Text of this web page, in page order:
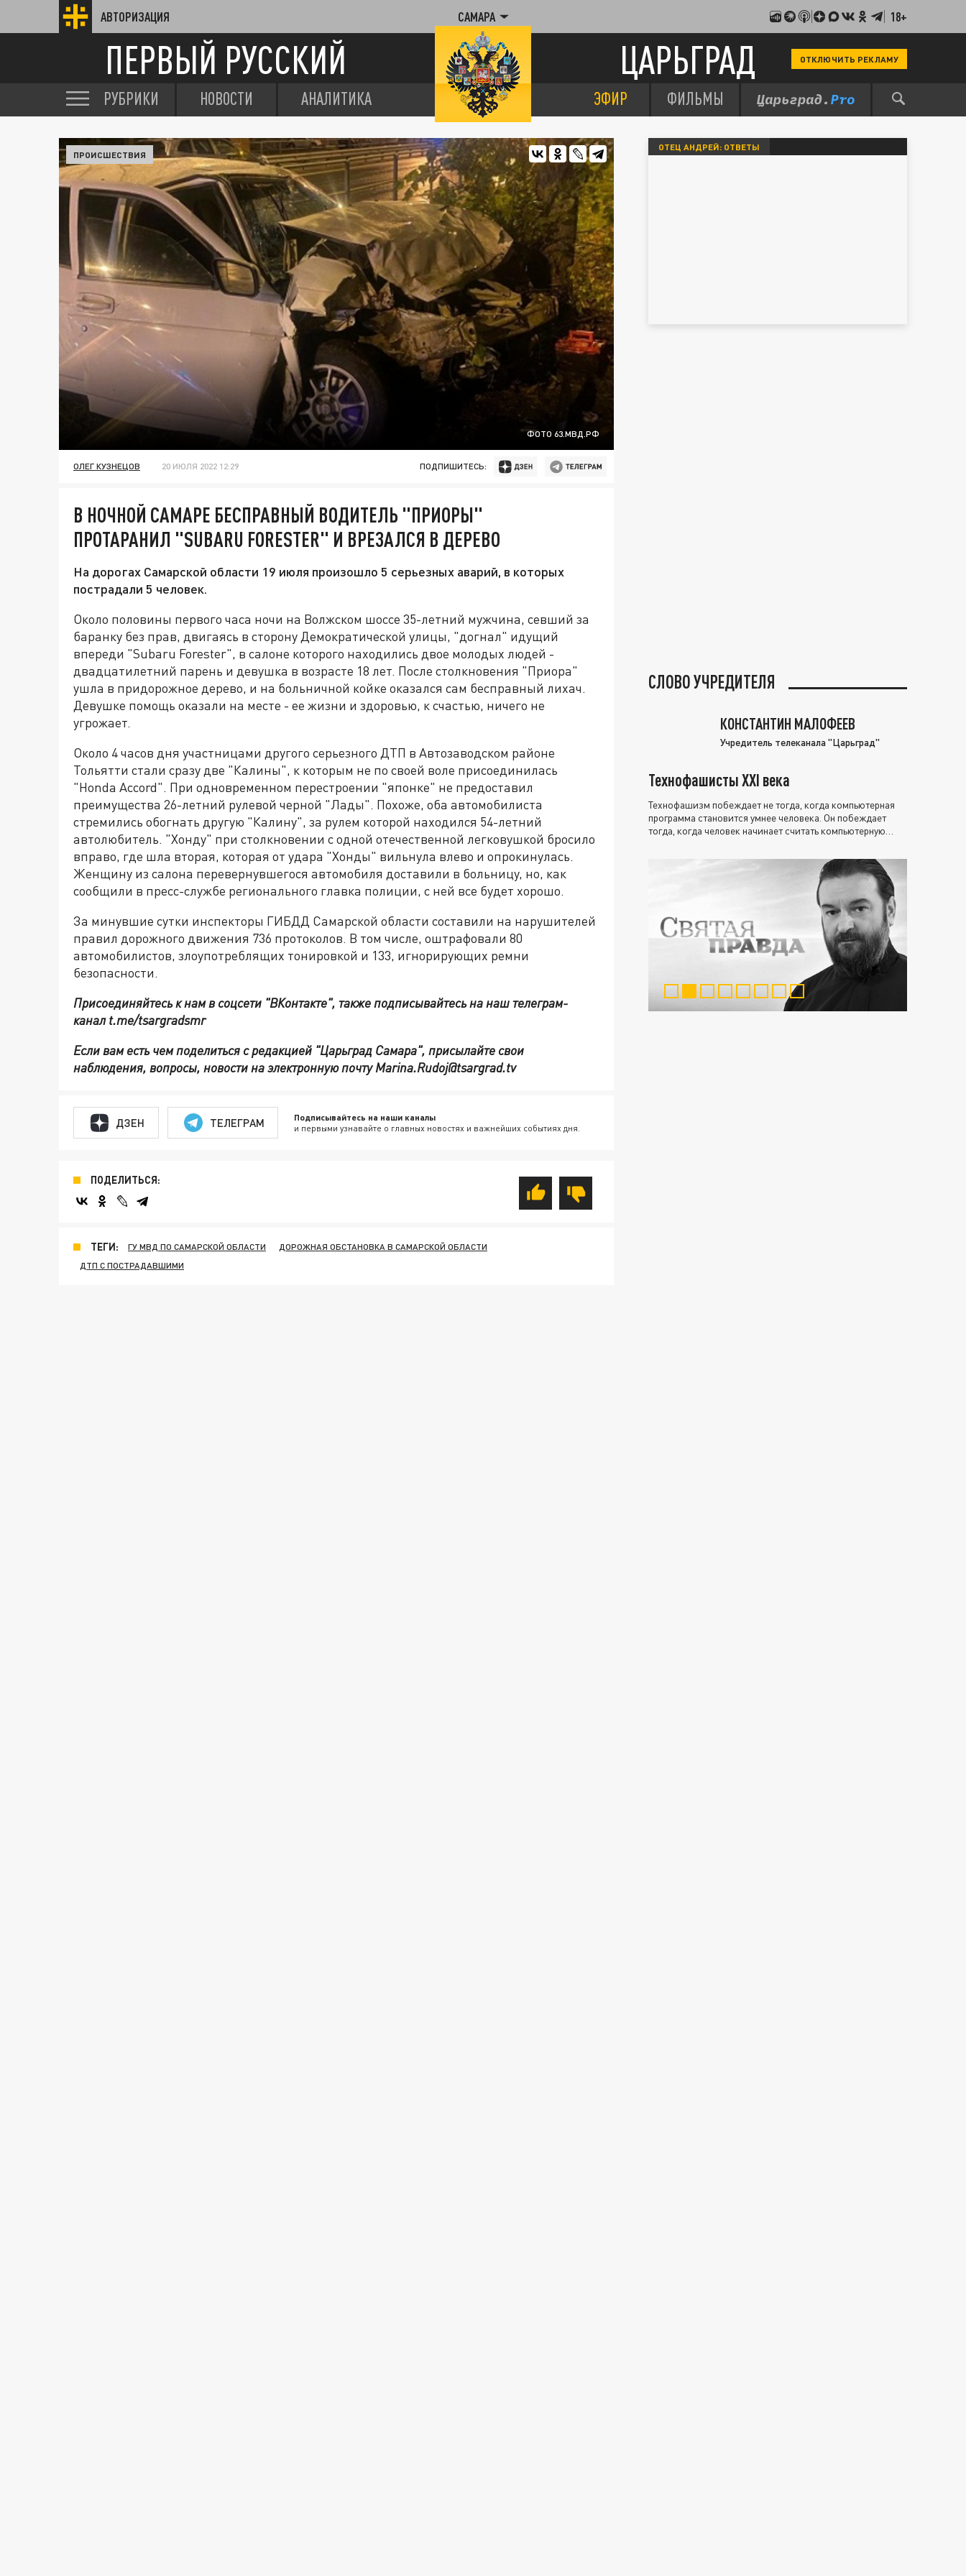
АВТОРИЗАЦИЯ САМАРА 18+
ПЕРВЫЙ РУССКИЙ ЦАРЬГРАД ОТКЛЮЧИТЬ РЕКЛАМУ
РУБРИКИ НОВОСТИ АНАЛИТИКА ЭФИР ФИЛЬМЫ
ФОТО 63.МВД.РФ
ПРОИСШЕСТВИЯ
ОЛЕГ КУЗНЕЦОВ 20 ИЮЛЯ 2022 12:29 ПОДПИШИТЕСЬ:
В НОЧНОЙ САМАРЕ БЕСПРАВНЫЙ ВОДИТЕЛЬ "ПРИОРЫ"
ПРОТАРАНИЛ "SUBARU FORESTER" И ВРЕЗАЛСЯ В ДЕРЕВО
На дорогах Самарской области 19 июля произошло 5 серьезных аварий, в которых
пострадали 5 человек.
Около половины первого часа ночи на Волжском шоссе 35-летний мужчина, севший за
баранку без прав, двигаясь в сторону Демократической улицы, "догнал" идущий
впереди "Subaru Forester", в салоне которого находились двое молодых людей -
двадцатилетний парень и девушка в возрасте 18 лет. После столкновения "Приора"
ушла в придорожное дерево, и на больничной койке оказался сам бесправный лихач.
Девушке помощь оказали на месте - ее жизни и здоровью, к счастью, ничего не
угрожает.
Около 4 часов дня участницами другого серьезного ДТП в Автозаводском районе
Тольятти стали сразу две "Калины", к которым не по своей воле присоединилась
"Honda Accord". При одновременном перестроении "японке" не предоставил
преимущества 26-летний рулевой черной "Лады". Похоже, оба автомобилиста
стремились обогнать другую "Калину", за рулем которой находился 54-летний
автолюбитель. "Хонду" при столкновении с одной отечественной легковушкой бросило
вправо, где шла вторая, которая от удара "Хонды" вильнула влево и опрокинулась.
Женщину из салона перевернувшегося автомобиля доставили в больницу, но, как
сообщили в пресс-службе регионального главка полиции, с ней все будет хорошо.
За минувшие сутки инспекторы ГИБДД Самарской области составили на нарушителей
правил дорожного движения 736 протоколов. В том числе, оштрафовали 80
автомобилистов, злоупотреблящих тонировкой и 133, игнорирующих ремни
безопасности.
Присоединяйтесь к нам в соцсети "ВКонтакте", также подписывайтесь на наш телеграм-
канал t.me/tsargradsmr
Если вам есть чем поделиться с редакцией "Царьград Самара", присылайте свои
наблюдения, вопросы, новости на электронную почту Marina.Rudoj@tsargrad.tv
ДЗЕН ТЕЛЕГРАМ Подписывайтесь на наши каналы
и первыми узнавайте о главных новостях и важнейших событиях дня.
ПОДЕЛИТЬСЯ:
ТЕГИ: ГУ МВД ПО САМАРСКОЙ ОБЛАСТИ
ДОРОЖНАЯ ОБСТАНОВКА В САМАРСКОЙ ОБЛАСТИ
ДТП С ПОСТРАДАВШИМИ
ОТЕЦ АНДРЕЙ: ОТВЕТЫ
СЛОВО УЧРЕДИТЕЛЯ
КОНСТАНТИН МАЛОФЕЕВ
Учредитель телеканала "Царьград"
Технофашисты XXI века
Технофашизм побеждает не тогда, когда компьютерная
программа становится умнее человека. Он побеждает
тогда, когда человек начинает считать компьютерную